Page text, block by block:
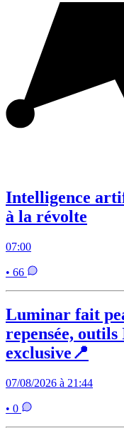
Intelligence
à la révolte
07:00
• 66
Luminar fait
repensée,
exclusive📍
07/08/2026 à 21:44
• 0